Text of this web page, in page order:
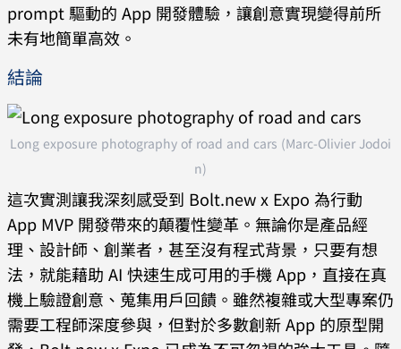
prompt 驅動的 App 開發體驗，讓創意實現變得前所
未有地簡單高效。
結論
Long exposure photography of road and cars (Marc-Olivier Jodoi
n)
這次實測讓我深刻感受到 Bolt.new x Expo 為行動
App MVP 開發帶來的顛覆性變革。無論你是產品經
理、設計師、創業者，甚至沒有程式背景，只要有想
法，就能藉助 AI 快速生成可用的手機 App，直接在真
機上驗證創意、蒐集用戶回饋。雖然複雜或大型專案仍
需要工程師深度參與，但對於多數創新 App 的原型開